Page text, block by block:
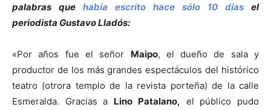
palabras que había escrito hace sólo 10 días el
periodista Gustavo Lladós:
«Por años fue el señor Maipo, el dueño de sala y
productor de los más grandes espectáculos del histórico
teatro (otrora templo de la revista porteña) de la calle
Esmeralda. Gracias a Lino Patalano, el público pudo